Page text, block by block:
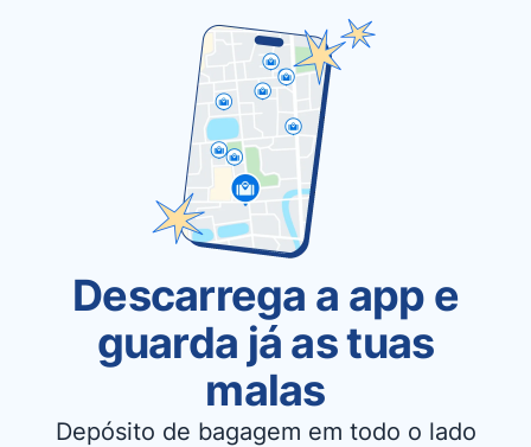
Descarrega a app e
guarda já as tuas
malas
Depósito de bagagem em todo o lado